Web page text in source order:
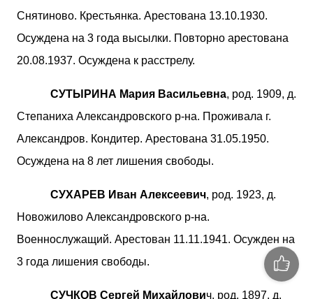
Снятиново. Крестьянка. Арестована 13.10.1930.
Осуждена на 3 года высылки. Повторно арестована
20.08.1937. Осуждена к расстрелу.
СУТЫРИНА Мария Васильевна, род. 1909, д.
Степаниха Александровского р-на. Проживала г.
Александров. Кондитер. Арестована 31.05.1950.
Осуждена на 8 лет лишения свободы.
СУХАРЕВ Иван Алексеевич, род. 1923, д.
Новожилово Александровского р-на.
Военнослужащий. Арестован 11.11.1941. Осужден на
3 года лишения свободы.
СУЧКОВ Сергей Михайлович, род. 1897, д.